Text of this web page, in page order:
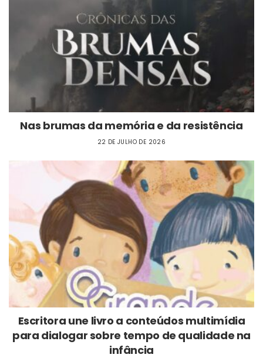
Nas brumas da memória e da resistência
22 DE JULHO DE 2026
Escritora une livro a conteúdos multimídia
para dialogar sobre tempo de qualidade na
infância